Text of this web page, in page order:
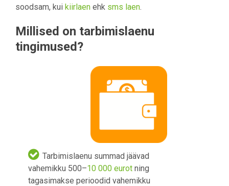
soodsam, kui kiirlaen ehk sms laen.
Millised on tarbimislaenu
tingimused?
Tarbimislaenu summad jäävad
vahemikku 500–10 000 eurot ning
tagasimakse perioodid vahemikku